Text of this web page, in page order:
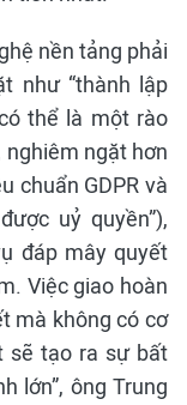
nền tảng phải
như “thành lập
thể là một rào
ngặt hơn
chuẩn GDPR và
uỷ quyền”),
đáp mây quyết
Việc giao hoàn
mà không có cơ
sẽ tạo ra sự bất
lớn”, ông Trung